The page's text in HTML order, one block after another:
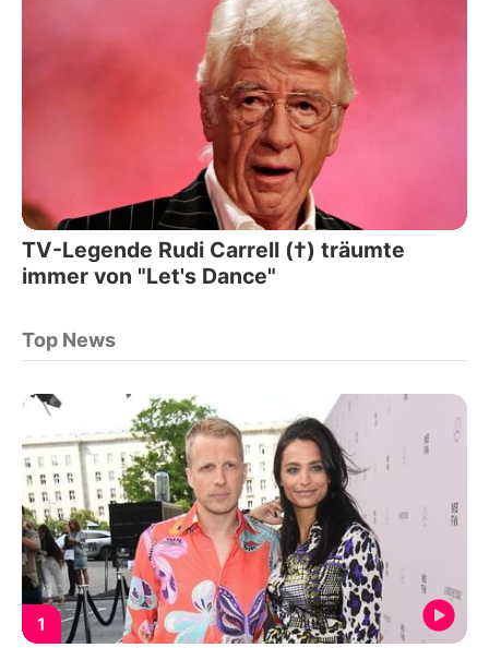
TV-Legende Rudi Carrell (†) träumte
immer von "Let's Dance"
Top News
1